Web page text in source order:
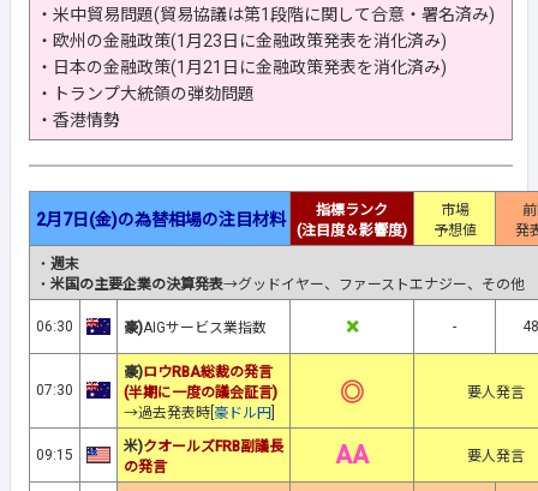
・米中貿易問題(貿易協議は第1段階に関して合意・署名済み)
・欧州の金融政策(1月23日に金融政策発表を消化済み)
・日本の金融政策(1月21日に金融政策発表を消化済み)
・トランプ大統領の弾劾問題
・香港情勢
2月7日(金)の為替相場の注目材料
指標ランク
(注目度＆影響度)
市場
予想値
発
・ 週末
・ 米国の主要企業の決算発表→グッドイヤー、ファーストエナジー、その他
06:30 豪)AIGサービス業指数 × -
07:30
豪)ロウRBA総裁の発言
(半期に一度の議会証言)
→過去発表時[ 豪ドル円
◎ 要人発言
09:15 米)クオールズFRB副議長
の発言
AA 要人発言